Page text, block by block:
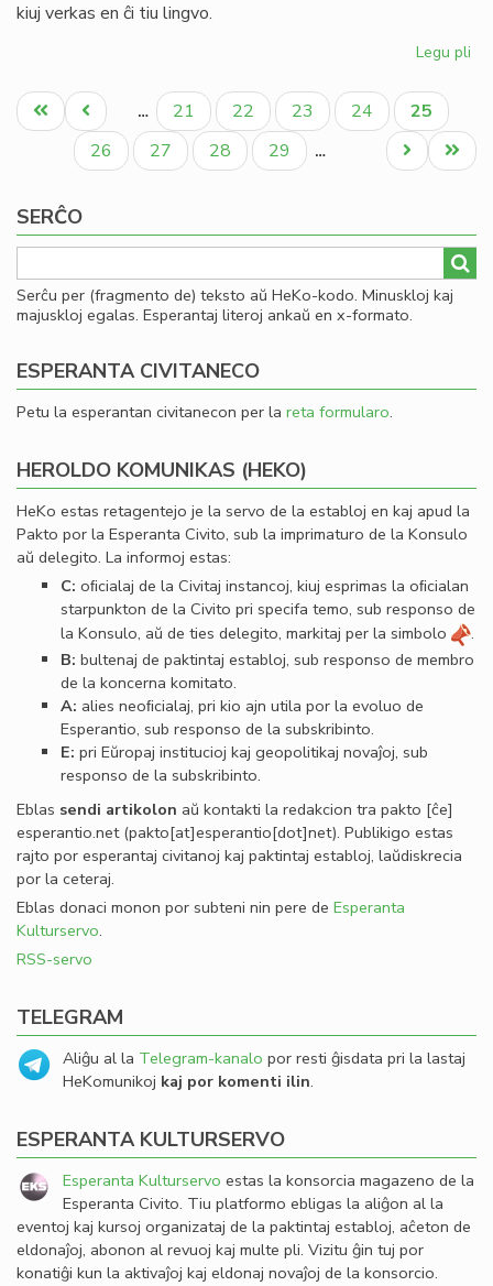
kiuj verkas en ĉi tiu lingvo.
Legu pli
kaj
Pagination
Unua
paĝo
Antaŭa
paĝo
… Paĝo
21 Paĝo
22 Paĝo
23 Paĝo
24
Aktuala
paĝo
25
Paĝo
26 Paĝo
27 Paĝo
28 Paĝo
29 …
Last
page
Next
page
SERĈO
Serĉu per (fragmento de) teksto aŭ HeKo-kodo. Minuskloj kaj
majuskloj egalas. Esperantaj literoj ankaŭ en x-formato.
ESPERANTA CIVITANECO
Petu la esperantan civitanecon per la reta formularo.
HEROLDO KOMUNIKAS (HEKO)
HeKo estas retagentejo je la servo de la establoj en kaj apud la
Pakto por la Esperanta Civito, sub la imprimaturo de la Konsulo
aŭ delegito. La informoj estas:
C: oﬁcialaj de la Civitaj instancoj, kiuj esprimas la oﬁcialan
starpunkton de la Civito pri specifa temo, sub responso de
la Konsulo, aŭ de ties delegito, markitaj per la simbolo
.
B: bultenaj de paktintaj establoj, sub responso de membro
de la koncerna komitato.
A: alies neoﬁcialaj, pri kio ajn utila por la evoluo de
Esperantio, sub responso de la subskribinto.
E: pri Eŭropaj institucioj kaj geopolitikaj novaĵoj, sub
responso de la subskribinto.
Eblas sendi artikolon aŭ kontakti la redakcion tra pakto [ĉe]
esperantio.net(pakto[at]esperantio[dot]net). Publikigo estas
rajto por esperantaj civitanoj kaj paktintaj establoj, laŭdiskrecia
por la ceteraj.
Eblas donaci monon por subteni nin pere de Esperanta
Kulturservo.
RSS-servo
TELEGRAM
Aliĝu al la Telegram-kanalo por resti ĝisdata pri la lastaj
HeKomunikoj kaj por komenti ilin.
ESPERANTA KULTURSERVO
Esperanta Kulturservo estas la konsorcia magazeno de la
Esperanta Civito. Tiu platformo ebligas la aliĝon al la
eventoj kaj kursoj organizataj de la paktintaj establoj, aĉeton de
eldonaĵoj, abonon al revuoj kaj multe pli. Vizitu ĝin tuj por
konatiĝi kun la aktivaĵoj kaj eldonaj novaĵoj de la konsorcio.